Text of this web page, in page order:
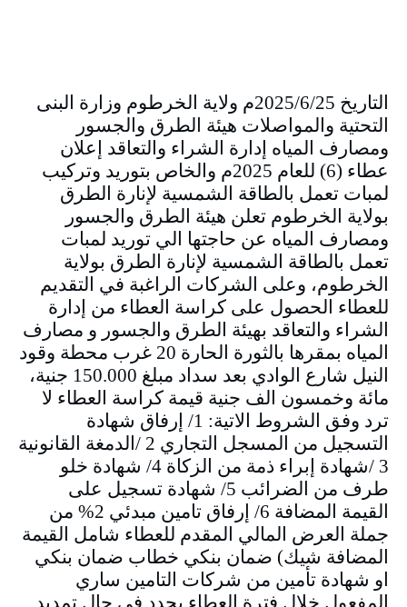
التاريخ 2025/6/25م ولاية الخرطوم وزارة البنى
التحتية والمواصلات هيئة الطرق والجسور
ومصارف المياه إدارة الشراء والتعاقد إعلان
عطاء (6) للعام 2025م والخاص بتوريد وتركيب
لمبات تعمل بالطاقة الشمسية لإنارة الطرق
بولاية الخرطوم تعلن هيئة الطرق والجسور
ومصارف المياه عن حاجتها الي توريد لمبات
تعمل بالطاقة الشمسية لإنارة الطرق بولاية
الخرطوم، وعلى الشركات الراغبة في التقديم
للعطاء الحصول على كراسة العطاء من إدارة
الشراء والتعاقد بهيئة الطرق والجسور و مصارف
المياه بمقرها بالثورة الحارة 20 غرب محطة وقود
النيل شارع الوادي بعد سداد مبلغ 150.000 جنية،
مائة وخمسون الف جنية قيمة كراسة العطاء لا
ترد وفق الشروط الاتية: 1/ إرفاق شهادة
التسجيل من المسجل التجاري 2 /الدمغة القانونية
3 /شهادة إبراء ذمة من الزكاة 4/ شهادة خلو
طرف من الضرائب 5/ شهادة تسجيل على
القيمة المضافة 6/ إرفاق تامين مبدئي 2% من
جملة العرض المالي المقدم للعطاء شامل القيمة
المضافة شيك) ضمان بنكي خطاب ضمان بنكي
او شهادة تأمين من شركات التامين ساري
المفعول خلال فترة العطاء يجدد في حال تمديد